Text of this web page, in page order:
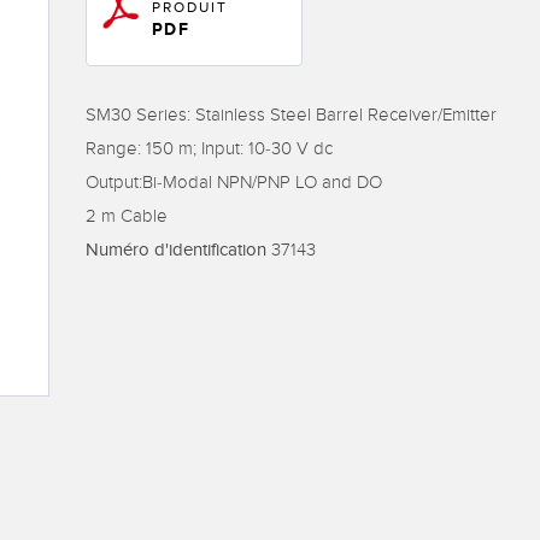
LOGICIELS
Banner Measurement Sensor
graphique pour capteurs
CONNEXES
PRODUIT
PDF
SM30 Series: Stainless Steel Barrel Receiver/Emitter
Range: 150 m; Input: 10-30 V dc
Output:Bi-Modal NPN/PNP LO and DO
2 m Cable
Numéro d'identification 37143